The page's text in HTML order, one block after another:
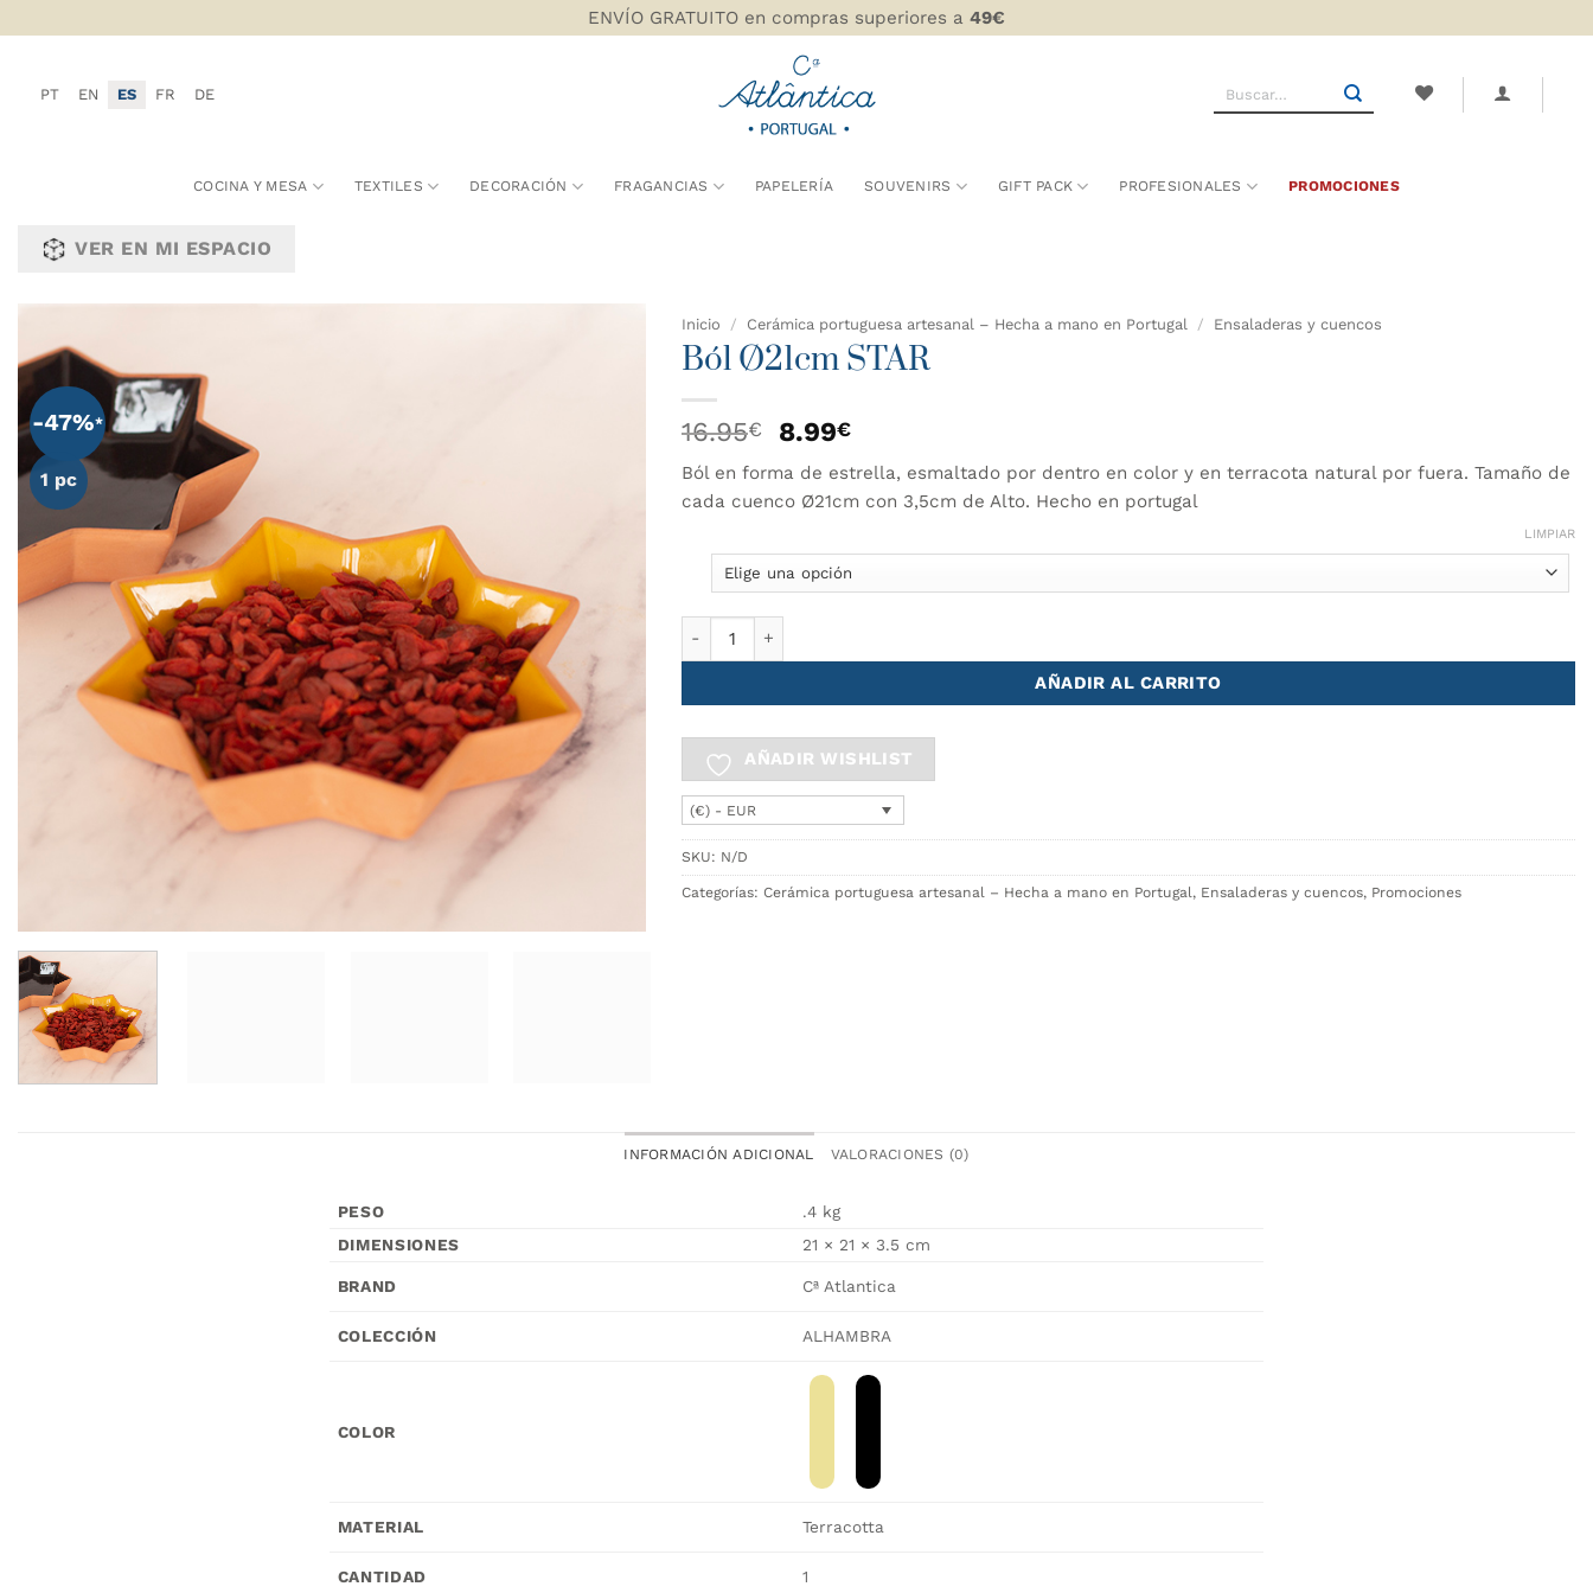
al
ENVÍO GRATUITO en compras superiores a 49€
PT EN ES FR DE
COCINA Y MESA TEXTILES DECORACIÓN FRAGANCIAS PAPELERÍA SOUVENIRS GIFT PACK PROFESIONALES PROMOCIONES
VER EN MI ESPACIO
-47%
1 pc
Inicio / Cerámica portuguesa artesanal – Hecha a mano en Portugal / Ensaladeras y cuencos
Ból Ø21cm STAR
16.95€
El
original
era:
8.99€El
actual
es:
Ból en forma de estrella, esmaltado por dentro en color y en terracota natural por fuera. Tamaño de
cada cuenco Ø21cm con 3,5cm de Alto. Hecho en portugal
LIMPIAR
AÑADIR AL CARRITO
AÑADIR WISHLIST
(€) - EUR
SKU: N/D
Categorías: Cerámica portuguesa artesanal – Hecha a mano en Portugal, Ensaladeras y cuencos, Promociones
INFORMACIÓN ADICIONAL VALORACIONES (0)
PESO
.4 kg
DIMENSIONES
21 × 21 × 3.5 cm
BRAND Cª Atlantica
COLECCIÓN ALHAMBRA
COLOR
MATERIAL Terracotta
CANTIDAD 1